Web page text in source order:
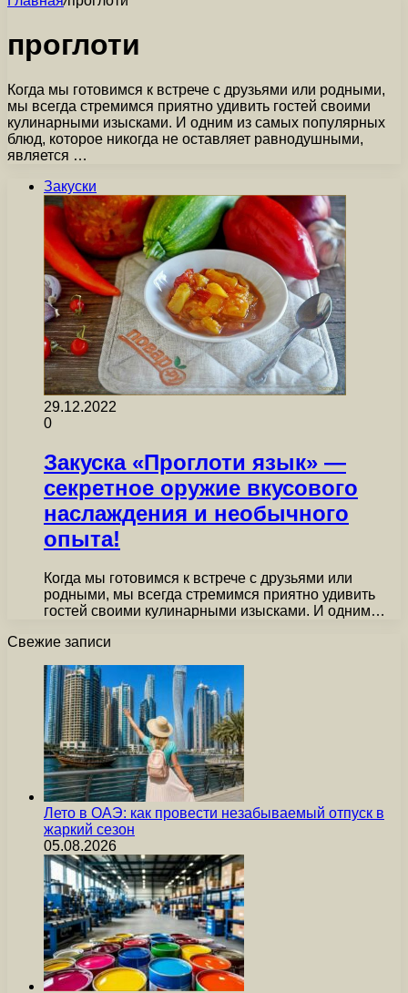
проглоти
Когда мы готовимся к встрече с друзьями или родными,
мы всегда стремимся приятно удивить гостей своими
кулинарными изысками. И одним из самых популярных
блюд, которое никогда не оставляет равнодушными,
является …
Закуски
29.12.2022
0
Закуска «Проглоти язык» —
секретное оружие вкусового
наслаждения и необычного
опыта!
Когда мы готовимся к встрече с друзьями или
родными, мы всегда стремимся приятно удивить
гостей своими кулинарными изысками. И одним…
Свежие записи
Лето в ОАЭ: как провести незабываемый отпуск в
жаркий сезон
05.08.2026